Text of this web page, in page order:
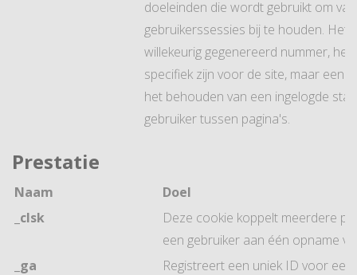
doeleinden die wordt gebruikt om
gebruikerssessies bij te houden. Het
willekeurig gegenereerd nummer, het
specifiek zijn voor de site, maar een
het behouden van een ingelogde
gebruiker tussen pagina's.
Prestatie
Naam
Doel
_clsk
Deze cookie koppelt meerdere
een gebruiker aan één opname
_ga
Registreert een uniek ID voor